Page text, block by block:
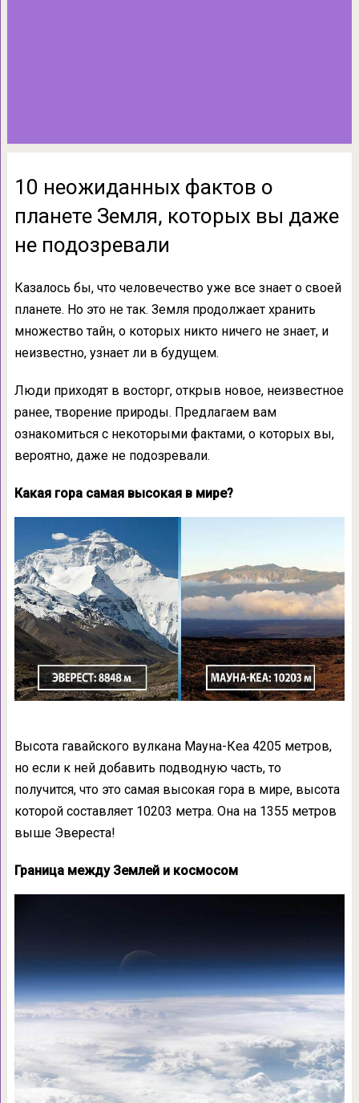
10 неожиданных фактов о
планете Земля, которых вы даже
не подозревали
Казалось бы, что человечество уже все знает о своей
планете. Но это не так. Земля продолжает хранить
множество тайн, о которых никто ничего не знает, и
неизвестно, узнает ли в будущем.
Люди приходят в восторг, открыв новое, неизвестное
ранее, творение природы. Предлагаем вам
ознакомиться с некоторыми фактами, о которых вы,
вероятно, даже не подозревали.
Какая гора самая высокая в мире?
Высота гавайского вулкана Мауна-Кеа 4205 метров,
но если к ней добавить подводную часть, то
получится, что это самая высокая гора в мире, высота
которой составляет 10203 метра. Она на 1355 метров
выше Эвереста!
Граница между Землей и космосом